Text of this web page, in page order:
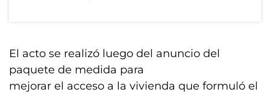
El acto se realizó luego del anuncio del
paquete de medida para
mejorar el acceso a la vivienda que formuló el